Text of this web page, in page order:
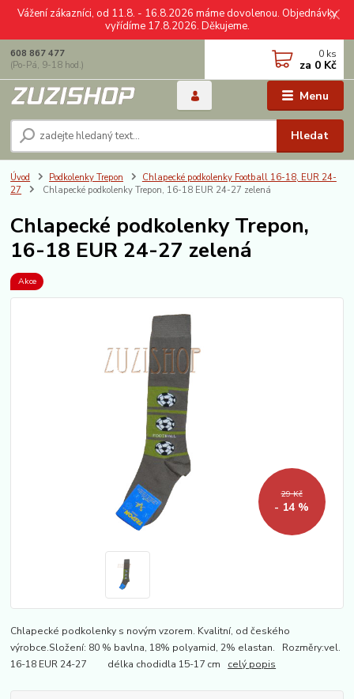
Vážení zákazníci, od 11.8. - 16.8.2026 máme dovolenou. Objednávky
vyřídíme 17.8.2026. Děkujeme.
Menu
Hledat
608 867 477
(Po-Pá, 9-18 hod.)
0 ks
za 0 Kč
Úvod Podkolenky Trepon
Chlapecké podkolenky Football 16-18, EUR 24-
27
Chlapecké podkolenky Trepon, 16-18 EUR 24-27 zelená
Chlapecké podkolenky Trepon,
16-18 EUR 24-27 zelená
Akce
29 Kč
- 14 %
Chlapecké podkolenky s novým vzorem. Kvalitní, od českého
výrobce.Složení: 80 % bavlna, 18% polyamid, 2% elastan. Rozměry:vel.
16-18 EUR 24-27 délka chodidla 15-17 cm celý popis